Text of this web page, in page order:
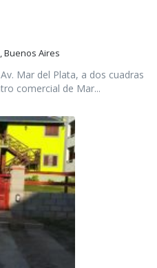
Buenos Aires
Mar del Plata, a dos cuadras
comercial de Mar...